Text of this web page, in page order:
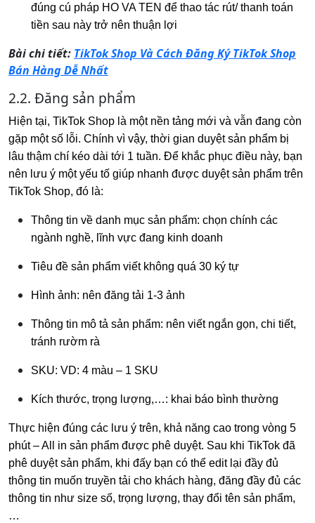
đúng cú pháp HO VA TEN để thao tác rút/ thanh toán
tiền sau này trở nên thuận lợi
Bài chi tiết: TikTok Shop Và Cách Đăng Ký TikTok Shop
Bán Hàng Dễ Nhất
2.2. Đăng sản phẩm
Hiện tại, TikTok Shop là một nền tảng mới và vẫn đang còn
gặp một số lỗi. Chính vì vậy, thời gian duyệt sản phẩm bị
lâu thậm chí kéo dài tới 1 tuần. Để khắc phục điều này, bạn
nên lưu ý một yếu tố giúp nhanh được duyệt sản phẩm trên
TikTok Shop, đó là:
Thông tin về danh mục sản phẩm: chọn chính các
ngành nghề, lĩnh vực đang kinh doanh
Tiêu đề sản phẩm viết không quá 30 ký tự
Hình ảnh: nên đăng tải 1-3 ảnh
Thông tin mô tả sản phẩm: nên viết ngắn gọn, chi tiết,
tránh rườm rà
SKU: VD: 4 màu – 1 SKU
Kích thước, trọng lượng,…: khai báo bình thường
Thực hiện đúng các lưu ý trên, khả năng cao trong vòng 5
phút – All in sản phẩm được phê duyệt. Sau khi TikTok đã
phê duyệt sản phẩm, khi đấy bạn có thể edit lại đầy đủ
thông tin muốn truyền tải cho khách hàng, đăng đầy đủ các
thông tin như size số, trọng lượng, thay đổi tên sản phẩm,
…